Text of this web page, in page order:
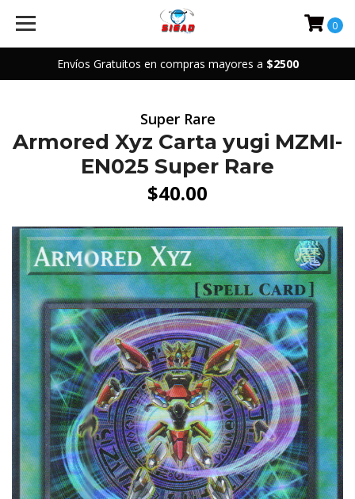
Envíos Gratuitos en compras mayores a $2500
0
Super Rare
Armored Xyz Carta yugi MZMI-
EN025 Super Rare
$40.00